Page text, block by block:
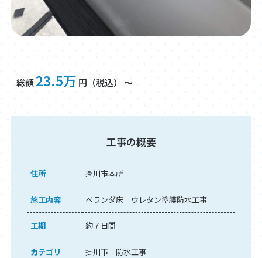
総額23.5万 円（税込） ～
工事の概要
住所 掛川市本所
施工内容 ベランダ床 ウレタン塗膜防水工事
工期 約７日間
カテゴリ 掛川市 防水工事